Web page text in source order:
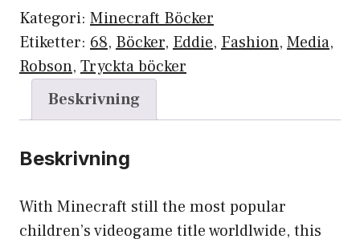
Kategori: Minecraft Böcker
Etiketter: 68, Böcker, Eddie, Fashion, Media,
Robson, Tryckta böcker
Beskrivning
Beskrivning
With Minecraft still the most popular
children’s videogame title worldlwide, this